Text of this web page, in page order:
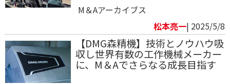
M＆Aアーカイブス
松本亮一| 2025/5/8
【DMG森精機】技術とノウハウ吸
収し世界有数の工作機械メーカー
に、M＆Aでさらなる成長目指す